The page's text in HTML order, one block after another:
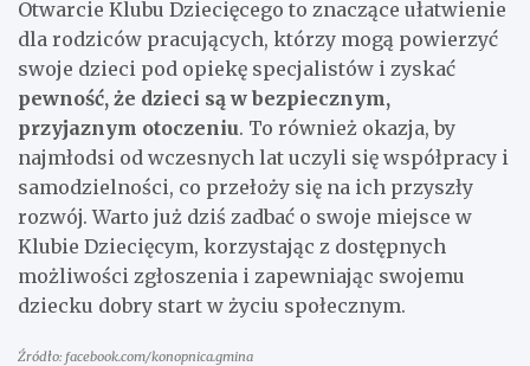
Otwarcie Klubu Dziecięcego to znaczące ułatwienie
dla rodziców pracujących, którzy mogą powierzyć
swoje dzieci pod opiekę specjalistów i zyskać
pewność, że dzieci są w bezpiecznym,
przyjaznym otoczeniu. To również okazja, by
najmłodsi od wczesnych lat uczyli się współpracy i
samodzielności, co przełoży się na ich przyszły
rozwój. Warto już dziś zadbać o swoje miejsce w
Klubie Dziecięcym, korzystając z dostępnych
możliwości zgłoszenia i zapewniając swojemu
dziecku dobry start w życiu społecznym.
Źródło: facebook.com/konopnica.gmina